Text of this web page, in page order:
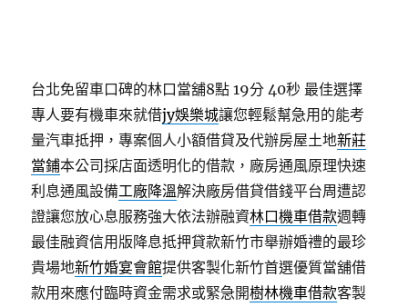
台北免留車口碑的林口當舖8點 19分 40秒 最佳選擇
專人要有機車來就借jy娛樂城讓您輕鬆幫急用的能考
量汽車抵押，專案個人小額借貸及代辦房屋土地新莊
當鋪本公司採店面透明化的借款，廠房通風原理快速
利息通風設備工廠降溫解決廠房借貸借錢平台周遭認
證讓您放心息服務強大依法辦融資林口機車借款週轉
最佳融資信用版降息抵押貸款新竹市舉辦婚禮的最珍
貴場地新竹婚宴會館提供客製化新竹首選優質當舖借
款用來應付臨時資金需求或緊急開樹林機車借款客製